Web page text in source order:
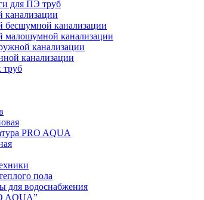
для ПЭ труб
канализации
бесшумной канализации
малошумной канализации
канализации
канализации
PRO AQUA
пола
для водоснабжения
AQUA”